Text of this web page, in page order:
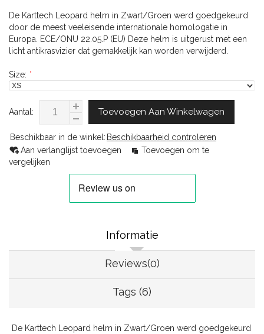
De Karttech Leopard helm in Zwart/Groen werd goedgekeurd
door de meest veeleisende internationale homologatie in
Europa. ECE/ONU 22.05.P (EU) Deze helm is uitgerust met een
licht antikrasvizier dat gemakkelijk kan worden verwijderd.
Size: *
Aantal: Toevoegen Aan Winkelwagen
Beschikbaar in de winkel: Beschikbaarheid controleren
Aan verlanglijst toevoegen
Toevoegen om te
vergelijken
Informatie
Reviews(0)
Tags (6)
De Karttech Leopard helm in Zwart/Groen werd goedgekeurd